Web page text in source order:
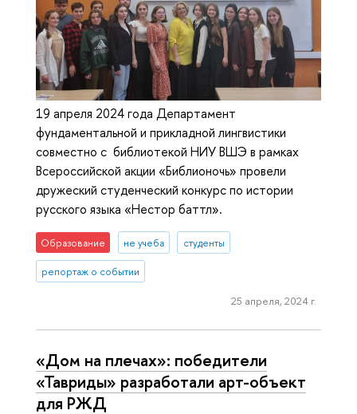
19 апреля 2024 года Департамент
фундаментальной и прикладной лингвистики
совместно с библиотекой НИУ ВШЭ в рамках
Всероссийской акции «Библионочь» провели
дружеский студенческий конкурс по истории
русского языка «Нестор баттл».
Образование не учеба студенты
репортаж о событии
25 апреля, 2024 г.
«Дом на плечах»: победители
«Тавриды» разработали арт-объект
для РЖД